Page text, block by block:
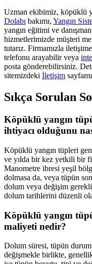
Uzman ekibimiz, köpüklü
Dolabı bakımı, Yangın
yangın eğitimi ve
hizmetlerimizde müşteri
tutarız. Firmamızla
telefonu arayabilir veya
posta gönderebilirsiniz.
sitemizdeki İletişim
Sıkça Sorulan
Köpüklü yangın
ihtiyacı olduğunu
Köpüklü yangın tüpleri
ve yılda bir kez yetkili bir
Manometre ibresi yeşil
dolmasa da, veya tüpün
dolum veya değişim
dolum tarihlerini düzenli
Köpüklü yangın
maliyeti nedir?
Dolum süresi, tüpün
değişmekle birlikte,